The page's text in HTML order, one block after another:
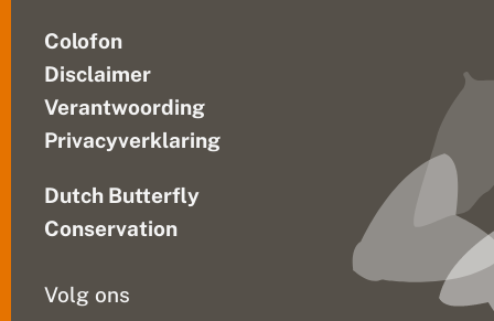
Colofon
Disclaimer
Verantwoording
Privacyverklaring
Dutch Butterfly
Conservation
Volg ons